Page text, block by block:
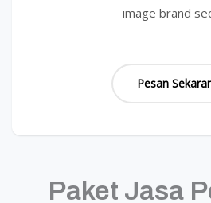
image brand
Pesan
Paket Jasa